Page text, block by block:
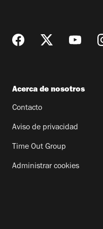
Acerca de nosotros
Contacto
Aviso de privacidad
Time Out Group
Administrar cookies